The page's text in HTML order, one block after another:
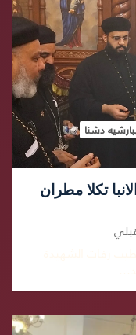
دشنا
تكلا مطران